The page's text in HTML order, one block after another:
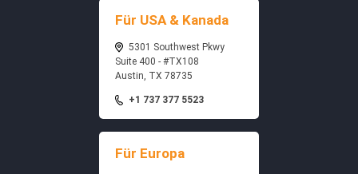
Für USA & Kanada
5301 Southwest Pkwy
Suite 400 - #TX108
Austin, TX 78735
+1 737 377 5523
Für Europa